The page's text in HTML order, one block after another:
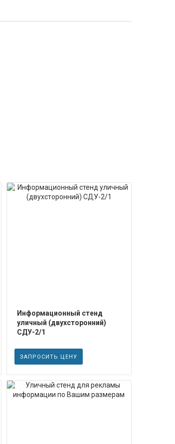
Информационный стенд
уличный (двухсторонний)
СДУ-2/1
ЗАПРОСИТЬ ЦЕНУ